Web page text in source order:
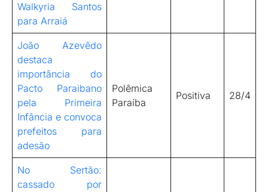
Walkyria Santos
para Arraiá
João Azevêdo
destaca
importância do
Pacto Paraibano
pela Primeira
Infância e convoca
prefeitos para
adesão
Polêmica
Paraíba
Positiva 28/4
No Sertão:
cassado por